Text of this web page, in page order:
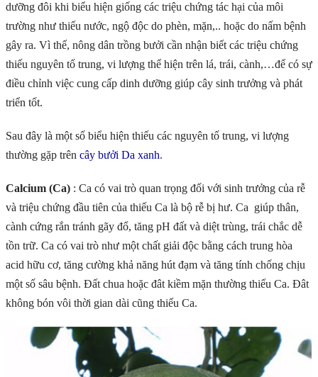
dưỡng đôi khi biểu hiện giống các triệu chứng tác hại của môi
trường như thiếu nước, ngộ độc do phèn, mặn,.. hoặc do nấm bệnh
gây ra. Vì thế, nông dân trồng bưởi cần nhận biết các triệu chứng
thiếu nguyên tố trung, vi lượng thể hiện trên lá, trái, cành,…để có sự
điều chỉnh việc cung cấp dinh dưỡng giúp cây sinh trưởng và phát
triển tốt.
Sau đây là một số biểu hiện thiếu các nguyên tố trung, vi lượng
thường gặp trên cây bưởi Da xanh.
Calcium (Ca) : Ca có vai trò quan trọng đối với sinh trưởng của rễ
và triệu chứng đầu tiên của thiếu Ca là bộ rễ bị hư. Ca giúp thân,
cành cứng rắn tránh gãy đổ, tăng pH đất và diệt trùng, trái chắc dễ
tồn trữ. Ca có vai trò như một chất giải độc bằng cách trung hòa
acid hữu cơ, tăng cường khả năng hút đạm và tăng tính chống chịu
một số sâu bệnh. Đất chua hoặc đât kiềm mặn thường thiếu Ca. Đât
không bón vôi thời gian dài cũng thiếu Ca.